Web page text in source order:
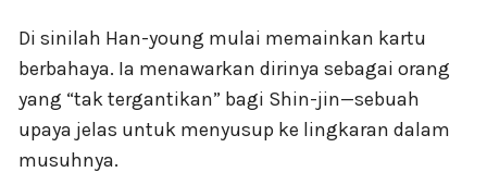
Di sinilah Han-young mulai memainkan kartu
berbahaya. Ia menawarkan dirinya sebagai orang
yang “tak tergantikan” bagi Shin-jin—sebuah
upaya jelas untuk menyusup ke lingkaran dalam
musuhnya.